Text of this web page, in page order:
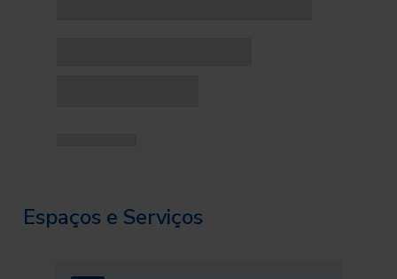
Espaços e Serviços